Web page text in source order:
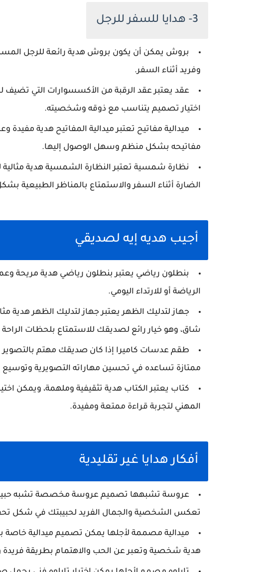
3- هدايا للسفر للرجل
بروش يمكن أن يكون بروش هدية رائعة للرجل
وفريد أثناء السفر.
عقد يعتبر عقد الرقبة من الأكسسوارات التي تضيف
اختيار تصميم يتناسب مع ذوقه وشخصيته.
ميدالية مفاتيح تعتبر ميدالية المفاتيح هدية
مفاتيحه بشكل منظم وسهل الوصول إليها.
نظارة شمسية تعتبر النظارة الشمسية هدية
الضارة أثناء السفر والاستمتاع بالمناظر الطبيعية
أجيب هديه إيه لصديقي
بنطلون رياضي يعتبر بنطلون رياضي هدية مريحة
الرياضة أو للارتداء اليومي.
جهاز لتدليك الظهر يعتبر جهاز لتدليك الظهر هدية
شاق، وهو خيار رائع لصديقك للاستمتاع بلحظات الراحة
طقم عدسات كاميرا إذا كان صديقك مهتم
ممتازة تساعده في تحسين مهاراته التصويرية وتوسيع
كتاب يعتبر الكتاب هدية تثقيفية وملهمة، ويمكن
المهني لتجربة قراءة ممتعة ومفيدة.
أفكار هدايا غير تقليدية
عروسة تشبهها تصميم عروسة مخصصة تشبه
تعكس الشخصية والجمال الفريد لحبيبتك في شكل
ميدالية مصممة لأجلها يمكن تصميم ميدالية
هدية شخصية وتعبر عن الحب والاهتمام بطريقة